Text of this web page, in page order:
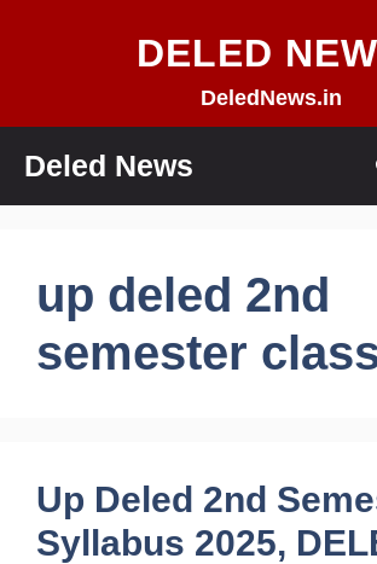
DELED
DeledNews.in
Deled News
up deled 2nd
semester
Up Deled 2nd
Syllabus 2025,